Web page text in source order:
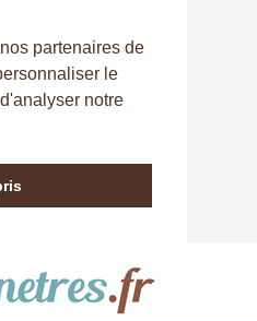
partenaires de
le
notre